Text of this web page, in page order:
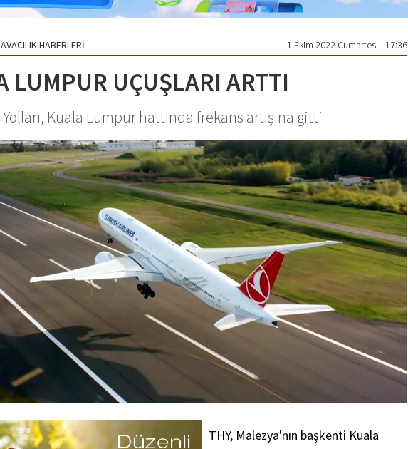
HABERLERİ 1 Ekim 2022 Cumartesi - 17:36
LUMPUR UÇUŞLARI ARTTI
Kuala Lumpur hattında frekans artışına gitti
THY, Malezya'nın başkenti Kuala